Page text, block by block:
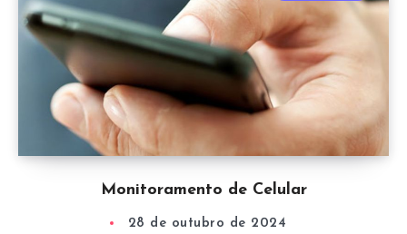
Monitoramento de Celular
28 de outubro de 2024